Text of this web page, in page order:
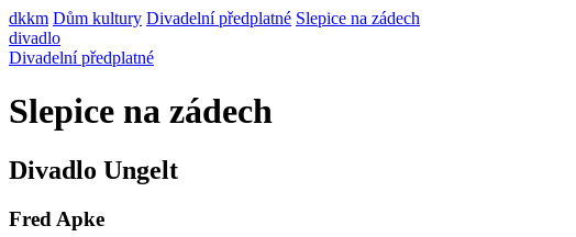
dkkm Dům kultury Divadelní předplatné Slepice na zádech
divadlo
Divadelní předplatné
Slepice na zádech
Divadlo Ungelt
Fred Apke